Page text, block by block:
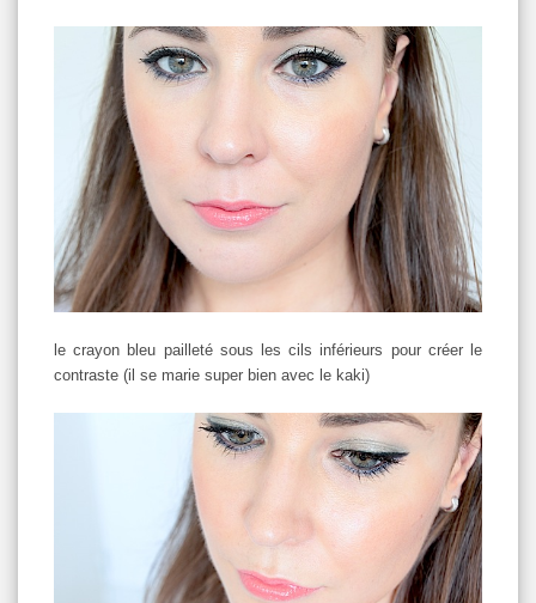
le crayon bleu pailleté sous les cils inférieurs pour créer le
contraste (il se marie super bien avec le kaki)